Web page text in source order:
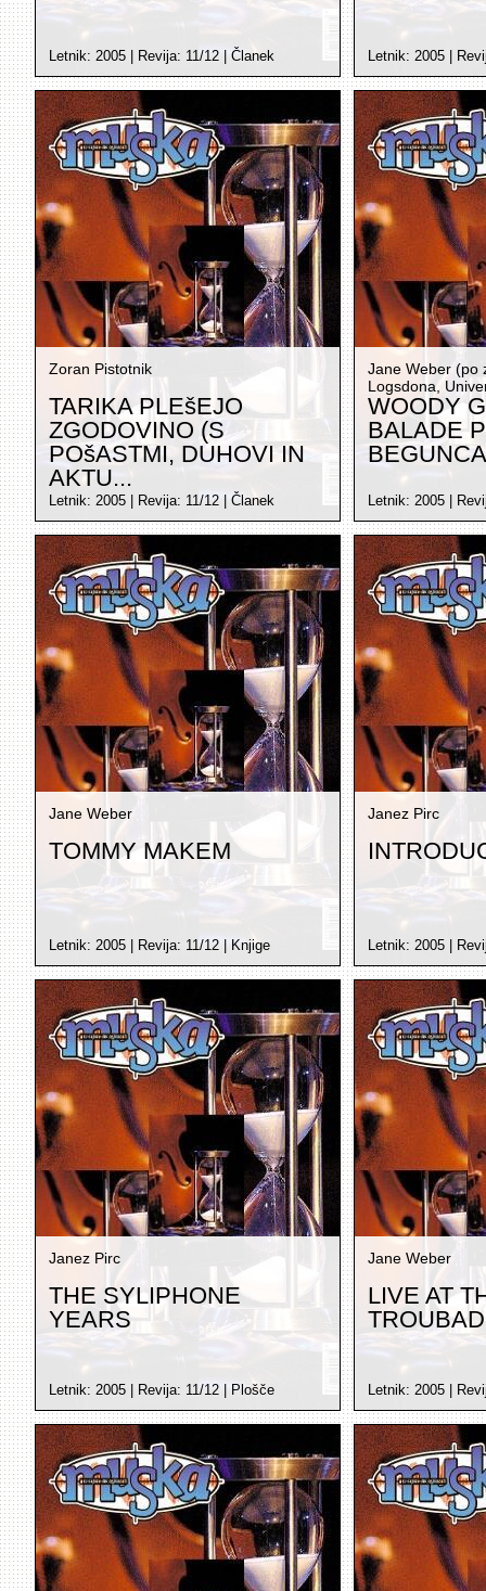
Letnik: 2005 | Revija: 11/12 Članek Letnik: 2005 |
Zoran Pistotnik
TARIKA PLEšEJO
ZGODOVINO (S
POšASTMI, DUHOVI IN
AKTU...
Letnik: 2005 | Revija: 11/12 Članek
Jane Weber (po
Logsdona,
WOODY
BALADE
BEGUNCA
Letnik: 2005 |
Jane Weber
TOMMY MAKEM
Letnik: 2005 | Revija: 11/12 Knjige
Janez Pirc
Letnik: 2005 |
Janez Pirc
THE SYLIPHONE
YEARS
Letnik: 2005 | Revija: 11/12 Plošče
Jane Weber
LIVE AT
Letnik: 2005 |